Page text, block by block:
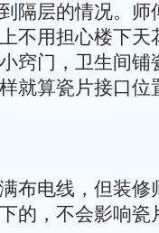
隔层的情况。师
不用担心楼下天
窍门，卫生间铺
就算瓷片接口位
电线，但装修
的，不会影响瓷